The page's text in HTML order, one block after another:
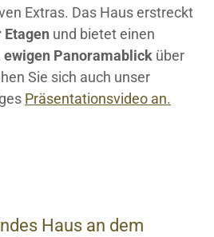
Extras. Das Haus erstreckt
Etagen und bietet einen
ewigen Panoramablicküber
Sie sich auch unser
Präsentationsvideo an.
Haus an dem